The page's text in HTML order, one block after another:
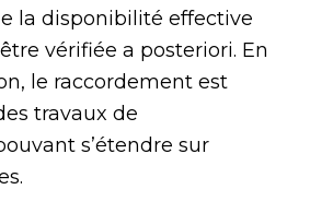
la disponibilité effective
vérifiée a posteriori. En
le raccordement est
travaux de
s’étendre sur